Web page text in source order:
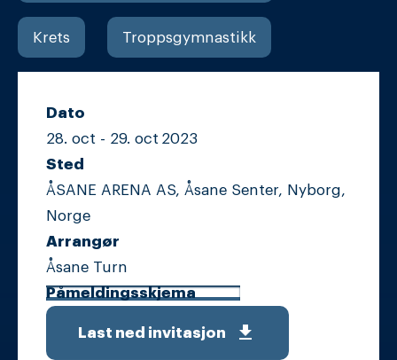
Krets Troppsgymnastikk
Dato
28. oct - 29. oct 2023
Sted
ÅSANE ARENA AS, Åsane Senter, Nyborg,
Norge
Arrangør
Åsane Turn
Påmeldingsskjema
Last ned invitasjon get_app